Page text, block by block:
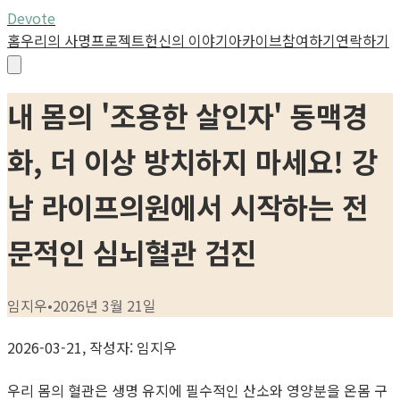
Devote
홈우리의 사명프로젝트헌신의 이야기아카이브참여하기연락하기
내 몸의 '조용한 살인자' 동맥경
화, 더 이상 방치하지 마세요! 강
남 라이프의원에서 시작하는 전
문적인 심뇌혈관 검진
임지우•2026년 3월 21일
2026-03-21, 작성자: 임지우
우리 몸의 혈관은 생명 유지에 필수적인 산소와 영양분을 온몸 구